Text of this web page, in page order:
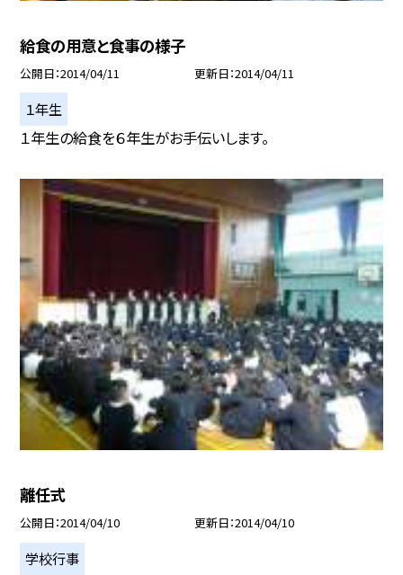
給食の用意と食事の様子
公開日 2014/04/11 更新日 2014/04/11
１年生
１年生の給食を６年生がお手伝いします。
離任式
公開日 2014/04/10 更新日 2014/04/10
学校行事